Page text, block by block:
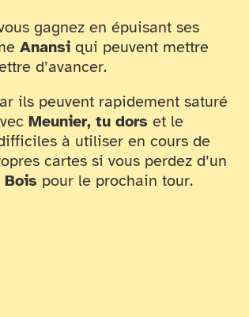
gagnez en épuisant ses
Anansi qui peuvent mettre
d’avancer.
ils peuvent rapidement saturé
Meunier, tu dors et le
à utiliser en cours de
cartes si vous perdez d’un
Bois pour le prochain tour.